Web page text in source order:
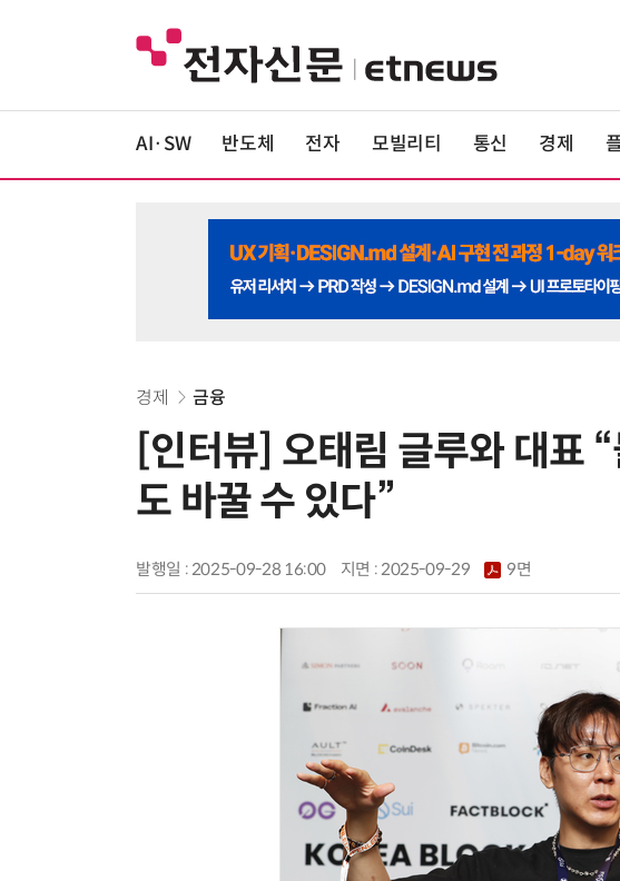
AI·SW 반도체 전자 모빌리티 통신 경제
경제 금융
[인터뷰] 오태림 글루와 대표
도 바꿀 수 있다”
발행일 : 2025-09-28 16:00 지면 :2025-09-29 9면